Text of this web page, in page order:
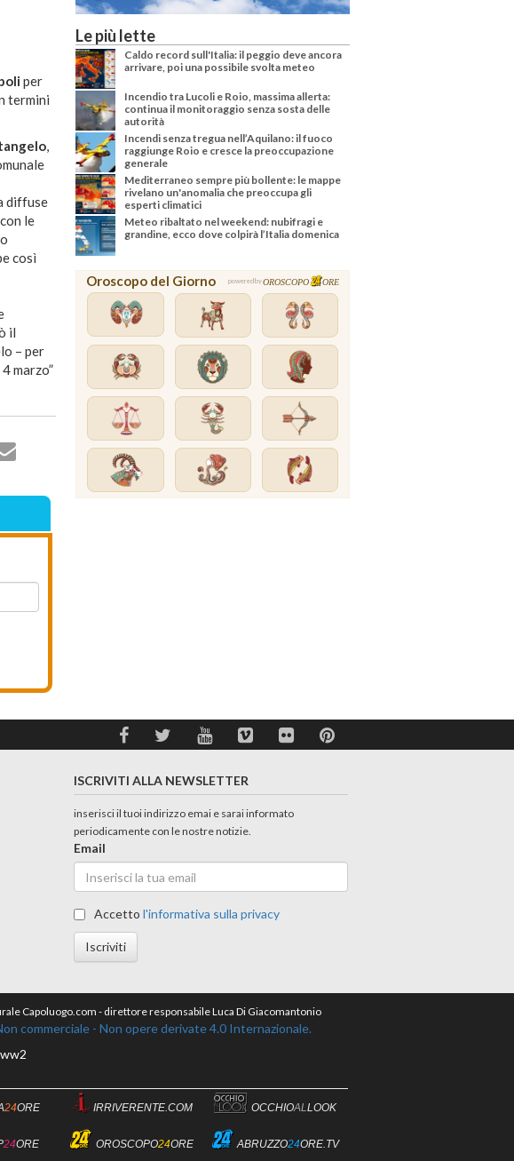
per
termini
,
diffuse
le
così
il
– per
marzo”
Le più lette
Caldo record sull'Italia: il peggio deve ancora
arrivare, poi una possibile svolta meteo
Incendio tra Lucoli e Roio, massima allerta:
continua il monitoraggio senza sosta delle
autorità
Incendi senza tregua nell’Aquilano: il fuoco
raggiunge Roio e cresce la preoccupazione
generale
Mediterraneo sempre più bollente: le mappe
rivelano un'anomalia che preoccupa gli
esperti climatici
Meteo ribaltato nel weekend: nubifragi e
grandine, ecco dove colpirà l’Italia domenica
Oroscopo del Giorno powered byOROSCOPO ORE
ISCRIVITI ALLA NEWSLETTER
inserisci il tuoi indirizzo emai e sarai informato
periodicamente con le nostre notizie.
Email
Accettol'informativa sulla privacy
Iscriviti
Capoluogo.com - direttore responsabile Luca Di Giacomantonio
commerciale - Non opere derivate 4.0 Internazionale.
24ORE IRRIVERENTE.COM OCCHIOALLOOK
24ORE OROSCOPO24ORE ABRUZZO24ORE.TV